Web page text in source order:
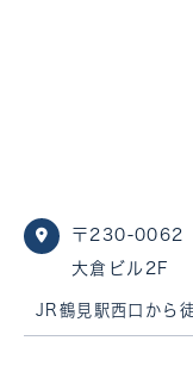
〒230-0062
大倉ビル2F
JR鶴見駅西口から